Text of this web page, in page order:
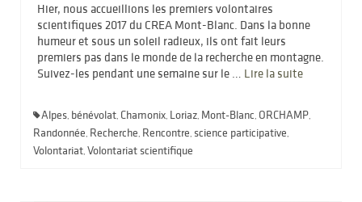
Hier, nous accueillions les premiers volontaires
scientifiques 2017 du CREA Mont-Blanc. Dans la bonne
humeur et sous un soleil radieux, ils ont fait leurs
premiers pas dans le monde de la recherche en montagne.
Suivez-les pendant une semaine sur le … Lire la suite­­
Alpes, bénévolat, Chamonix, Loriaz, Mont-Blanc, ORCHAMP,
Randonnée, Recherche, Rencontre, science participative,
Volontariat, Volontariat scientifique